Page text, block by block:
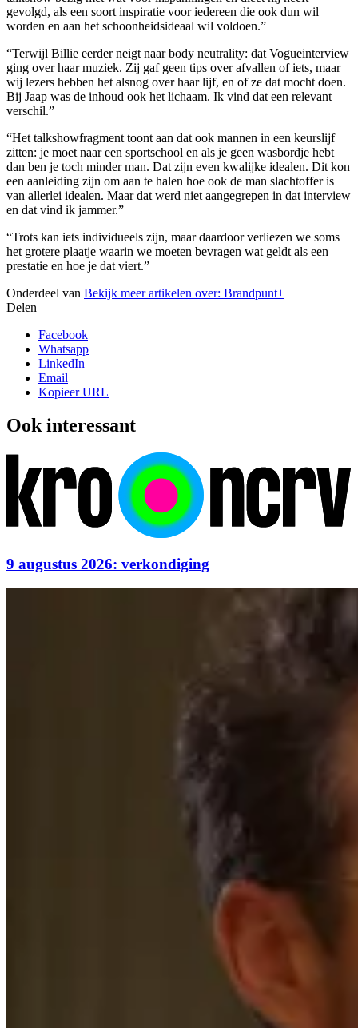
gevolgd, als een soort inspiratie voor iedereen die ook dun wil
worden en aan het schoonheidsideaal wil voldoen.”
“Terwijl Billie eerder neigt naar body neutrality: dat Vogueinterview
ging over haar muziek. Zij gaf geen tips over afvallen of iets, maar
wij lezers hebben het alsnog over haar lijf, en of ze dat mocht doen.
Bij Jaap was de inhoud ook het lichaam. Ik vind dat een relevant
verschil.”
“Het talkshowfragment toont aan dat ook mannen in een keurslijf
zitten: je moet naar een sportschool en als je geen wasbordje hebt
dan ben je toch minder man. Dat zijn even kwalijke idealen. Dit kon
een aanleiding zijn om aan te halen hoe ook de man slachtoffer is
van allerlei idealen. Maar dat werd niet aangegrepen in dat interview
en dat vind ik jammer.”
“Trots kan iets individueels zijn, maar daardoor verliezen we soms
het grotere plaatje waarin we moeten bevragen wat geldt als een
prestatie en hoe je dat viert.”
Onderdeel van Bekijk meer artikelen over: Brandpunt+
Delen
Facebook
Whatsapp
LinkedIn
Email
Kopieer URL
Ook interessant
9 augustus 2026: verkondiging